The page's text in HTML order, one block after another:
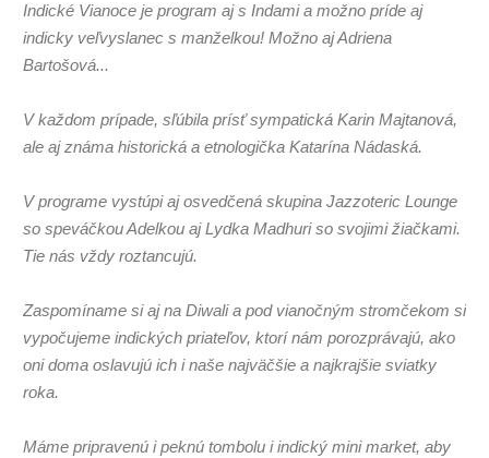
Indické Vianoce je program aj s Indami a možno príde aj
indicky veľvyslanec s manželkou! Možno aj Adriena
Bartošová...
V každom prípade, sľúbila prísť sympatická Karin Majtanová,
ale aj známa historická a etnologička Katarína Nádaská.
V programe vystúpi aj osvedčená skupina Jazzoteric Lounge
so speváčkou Adelkou aj Lydka Madhuri so svojimi žiačkami.
Tie nás vždy roztancujú.
Zaspomíname si aj na Diwali a pod vianočným stromčekom si
vypočujeme indických priateľov, ktorí nám porozprávajú, ako
oni doma oslavujú ich i naše najväčšie a najkrajšie sviatky
roka.
Máme pripravenú i peknú tombolu i indický mini market, aby